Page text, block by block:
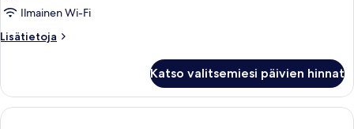
Ilmainen Wi-Fi
Lisätietoja
Lisätietoja
Katso valitsemiesi päivien hinnat